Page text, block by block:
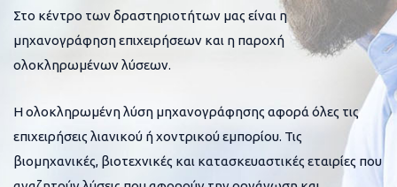
Στο κέντρο των δραστηριοτήτων μας είναι η
μηχανογράφηση επιχειρήσεων και η παροχή
ολοκληρωμένων λύσεων.
Η ολοκληρωμένη λύση μηχανογράφησης αφορά όλες τις
επιχειρήσεις λιανικού ή χοντρικού εμπορίου. Τις
βιομηχανικές, βιοτεχνικές και κατασκευαστικές εταιρίες που